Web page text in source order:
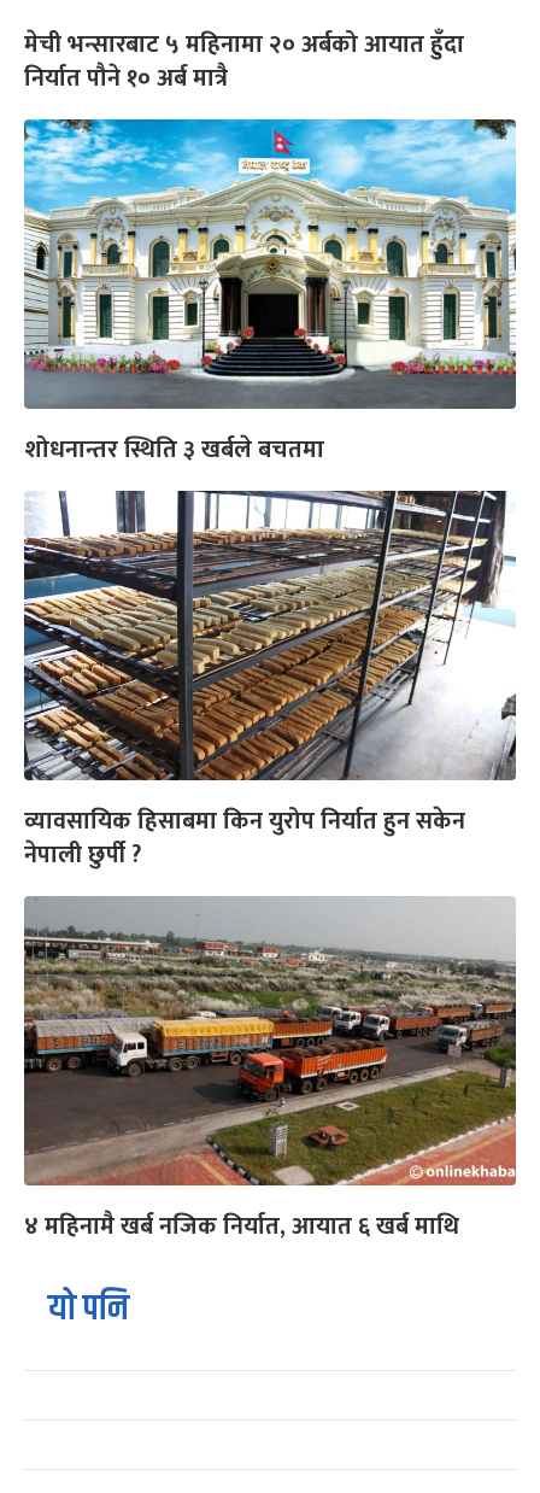
मेची भन्सारबाट ५ महिनामा २० अर्बको आयात हुँदा
निर्यात पौने १० अर्ब मात्रै
शोधनान्तर स्थिति ३ खर्बले बचतमा
व्यावसायिक हिसाबमा किन युरोप निर्यात हुन सकेन
नेपाली छुर्पी ?
४ महिनामै खर्ब नजिक निर्यात, आयात ६ खर्ब माथि
यो पनि